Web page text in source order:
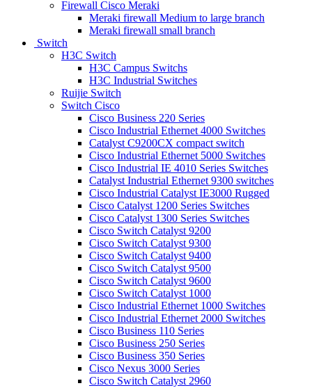
Firewall Cisco Meraki
Meraki firewall Medium to large branch
Meraki firewall small branch
Switch
H3C Switch
H3C Campus Switchs
H3C Industrial Switches
Ruijie Switch
Switch Cisco
Cisco Business 220 Series
Cisco Industrial Ethernet 4000 Switches
Catalyst C9200CX compact switch
Cisco Industrial Ethernet 5000 Switches
Cisco Industrial IE 4010 Series Switches
Catalyst Industrial Ethernet 9300 switches
Cisco Industrial Catalyst IE3000 Rugged
Cisco Catalyst 1200 Series Switches
Cisco Catalyst 1300 Series Switches
Cisco Switch Catalyst 9200
Cisco Switch Catalyst 9300
Cisco Switch Catalyst 9400
Cisco Switch Catalyst 9500
Cisco Switch Catalyst 9600
Cisco Switch Catalyst 1000
Cisco Industrial Ethernet 1000 Switches
Cisco Industrial Ethernet 2000 Switches
Cisco Business 110 Series
Cisco Business 250 Series
Cisco Business 350 Series
Cisco Nexus 3000 Series
Cisco Switch Catalyst 2960